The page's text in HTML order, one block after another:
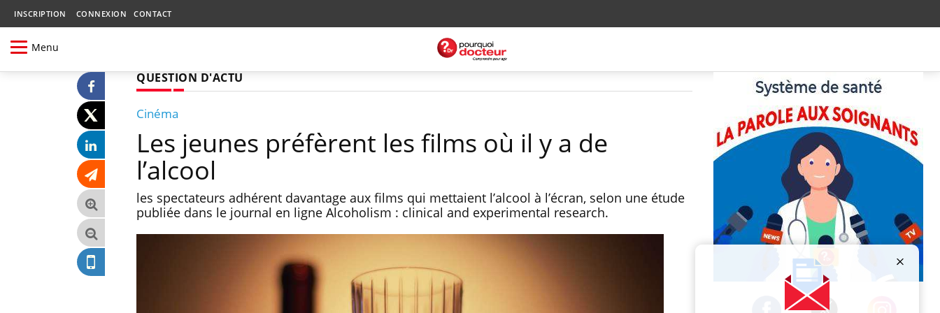
INSCRIPTION CONNEXION CONTACT
Menu
QUESTION D'ACTU
Cinéma
Les jeunes préfèrent les films où il y a de
l’alcool
les spectateurs adhérent davantage aux films qui mettaient l’alcool à l’écran, selon une étude
publiée dans le journal en ligne Alcoholism : clinical and experimental research.